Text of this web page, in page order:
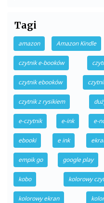
Tagi
amazon Amazon Kindle
czytnik e-booków
czytnik ebooków
czytnik z rysikiem
e-czytnik e-ink e-
ebooki e ink
empik go google play
kobo kolorowy
kolorowy ekran